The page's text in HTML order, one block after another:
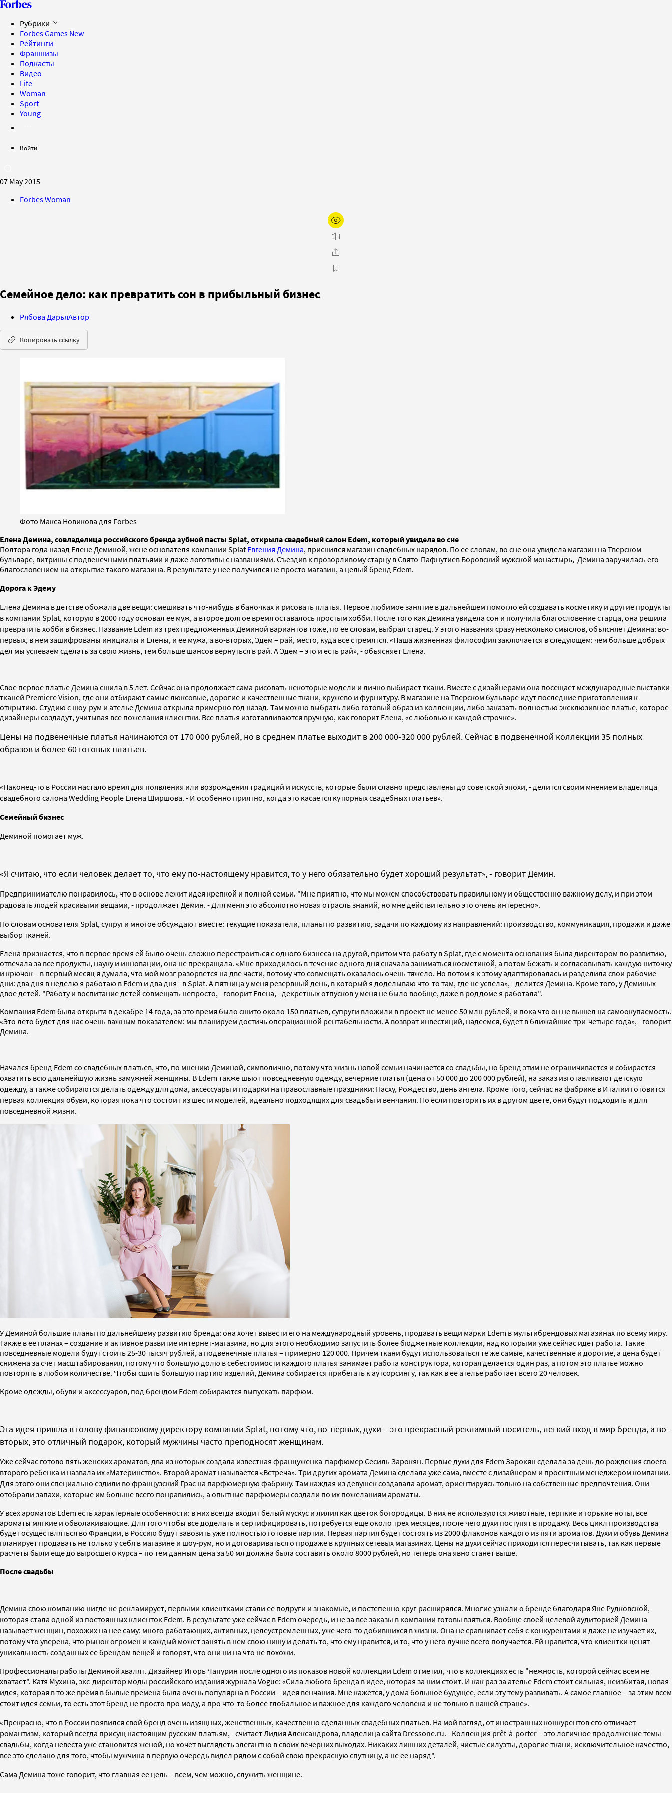
Рубрики
Forbes Games New
Рейтинги
Франшизы
Подкасты
Видео
Life
Woman
Sport
Young
Войти
07 May 2015
Forbes Woman
Семейное дело: как превратить сон в прибыльный бизнес
Рябова ДарьяАвтор
Копировать ссылку
Фото Макса Новикова для Forbes
Елена Демина, совладелица российского бренда зубной пасты Splat, открыла свадебный салон Edem, который увидела во сне
Полтора года назад Елене Деминой, жене основателя компании Splat Евгения Демина, приснился магазин свадебных нарядов. По ее словам, во сне она увидела магазин на Тверском
бульваре, витрины с подвенечными платьями и даже логотипы с названиями. Съездив к прозорливому старцу в Свято-Пафнутиев Боровский мужской монастырь, Демина заручилась его
благословением на открытие такого магазина. В результате у нее получился не просто магазин, а целый бренд Edem.
Дорога к Эдему
Елена Демина в детстве обожала две вещи: смешивать что-нибудь в баночках и рисовать платья. Первое любимое занятие в дальнейшем помогло ей создавать косметику и другие продукты
в компании Splat, которую в 2000 году основал ее муж, а второе долгое время оставалось простым хобби. После того как Демина увидела сон и получила благословение старца, она решила
превратить хобби в бизнес. Название Edem из трех предложенных Деминой вариантов тоже, по ее словам, выбрал старец. У этого названия сразу несколько смыслов, объясняет Демина: во-
первых, в нем зашифрованы инициалы и Елены, и ее мужа, а во-вторых, Эдем – рай, место, куда все стремятся. «Наша жизненная философия заключается в следующем: чем больше добрых
дел мы успеваем сделать за свою жизнь, тем больше шансов вернуться в рай. А Эдем – это и есть рай», - объясняет Елена.
Свое первое платье Демина сшила в 5 лет. Сейчас она продолжает сама рисовать некоторые модели и лично выбирает ткани. Вместе с дизайнерами она посещает международные выставки
тканей Premiere Vision, где они отбирают самые люксовые, дорогие и качественные ткани, кружево и фурнитуру. В магазине на Тверском бульваре идут последние приготовления к
открытию. Студию с шоу-рум и ателье Демина открыла примерно год назад. Там можно выбрать либо готовый образ из коллекции, либо заказать полностью эксклюзивное платье, которое
дизайнеры создадут, учитывая все пожелания клиентки. Все платья изготавливаются вручную, как говорит Елена, «с любовью к каждой строчке».
Цены на подвенечные платья начинаются от 170 000 рублей, но в среднем платье выходит в 200 000-320 000 рублей. Сейчас в подвенечной коллекции 35 полных
образов и более 60 готовых платьев.
«Наконец-то в России настало время для появления или возрождения традиций и искусств, которые были славно представлены до советской эпохи, - делится своим мнением владелица
свадебного салона Wedding People Елена Ширшова. - И особенно приятно, когда это касается кутюрных свадебных платьев».
Семейный бизнес
Деминой помогает муж.
«Я считаю, что если человек делает то, что ему по-настоящему нравится, то у него обязательно будет хороший результат», - говорит Демин.
Предпринимателю понравилось, что в основе лежит идея крепкой и полной семьи. "Мне приятно, что мы можем способствовать правильному и общественно важному делу, и при этом
радовать людей красивыми вещами, - продолжает Демин. - Для меня это абсолютно новая отрасль знаний, но мне действительно это очень интересно».
По словам основателя Splat, супруги многое обсуждают вместе: текущие показатели, планы по развитию, задачи по каждому из направлений: производство, коммуникация, продажи и даже
выбор тканей.
Елена признается, что в первое время ей было очень сложно перестроиться с одного бизнеса на другой, притом что работу в Splat, где с момента основания была директором по развитию,
отвечала за все продукты, науку и инновации, она не прекращала. «Мне приходилось в течение одного дня сначала заниматься косметикой, а потом бежать и согласовывать каждую ниточку
и крючок – в первый месяц я думала, что мой мозг разорвется на две части, потому что совмещать оказалось очень тяжело. Но потом я к этому адаптировалась и разделила свои рабочие
дни: два дня в неделю я работаю в Edem и два дня - в Splat. А пятница у меня резервный день, в который я доделываю что-то там, где не успела», - делится Демина. Кроме того, у Деминых
двое детей. "Работу и воспитание детей совмещать непросто, - говорит Елена, - декретных отпусков у меня не было вообще, даже в роддоме я работала".
Компания Edem была открыта в декабре 14 года, за это время было сшито около 150 платьев, супруги вложили в проект не менее 50 млн рублей, и пока что он не вышел на самоокупаемость.
«Это лето будет для нас очень важным показателем: мы планируем достичь операционной рентабельности. А возврат инвестиций, надеемся, будет в ближайшие три-четыре года», - говорит
Демина.
Начался бренд Edem со свадебных платьев, что, по мнению Деминой, символично, потому что жизнь новой семьи начинается со свадьбы, но бренд этим не ограничивается и собирается
охватить всю дальнейшую жизнь замужней женщины. В Edem также шьют повседневную одежду, вечерние платья (цена от 50 000 до 200 000 рублей), на заказ изготавливают детскую
одежду, а также собираются делать одежду для дома, аксессуары и подарки на православные праздники: Пасху, Рождество, день ангела. Кроме того, сейчас на фабрике в Италии готовится
первая коллекция обуви, которая пока что состоит из шести моделей, идеально подходящих для свадьбы и венчания. Но если повторить их в другом цвете, они будут подходить и для
повседневной жизни.
У Деминой большие планы по дальнейшему развитию бренда: она хочет вывести его на международный уровень, продавать вещи марки Edem в мультибрендовых магазинах по всему миру.
Также в ее планах – создание и активное развитие интернет-магазина, но для этого необходимо запустить более бюджетные коллекции, над которыми уже сейчас идет работа. Такие
повседневные модели будут стоить 25-30 тысяч рублей, а подвенечные платья – примерно 120 000. Причем ткани будут использоваться те же самые, качественные и дорогие, а цена будет
снижена за счет масштабирования, потому что большую долю в себестоимости каждого платья занимает работа конструктора, которая делается один раз, а потом это платье можно
повторять в любом количестве. Чтобы сшить большую партию изделий, Демина собирается прибегать к аутсорсингу, так как в ее ателье работает всего 20 человек.
Кроме одежды, обуви и аксессуаров, под брендом Edem собираются выпускать парфюм.
Эта идея пришла в голову финансовому директору компании Splat, потому что, во-первых, духи – это прекрасный рекламный носитель, легкий вход в мир бренда, а во-
вторых, это отличный подарок, который мужчины часто преподносят женщинам.
Уже сейчас готово пять женских ароматов, два из которых создала известная француженка-парфюмер Сесиль Зарокян. Первые духи для Edem Зарокян сделала за день до рождения своего
второго ребенка и назвала их «Материнство». Второй аромат называется «Встреча». Три других аромата Демина сделала уже сама, вместе с дизайнером и проектным менеджером компании.
Для этого они специально ездили во французский Грас на парфюмерную фабрику. Там каждая из девушек создавала аромат, ориентируясь только на собственные предпочтения. Они
отобрали запахи, которые им больше всего понравились, а опытные парфюмеры создали по их пожеланиям ароматы.
У всех ароматов Edem есть характерные особенности: в них всегда входит белый мускус и лилия как цветок богородицы. В них не используются животные, терпкие и горькие ноты, все
ароматы мягкие и обволакивающие. Для того чтобы все доделать и сертифицировать, потребуется еще около трех месяцев, после чего духи поступят в продажу. Весь цикл производства
будет осуществляться во Франции, в Россию будут завозить уже полностью готовые партии. Первая партия будет состоять из 2000 флаконов каждого из пяти ароматов. Духи и обувь Демина
планирует продавать не только у себя в магазине и шоу-рум, но и договариваться о продаже в крупных сетевых магазинах. Цены на духи сейчас приходится пересчитывать, так как первые
расчеты были еще до выросшего курса – по тем данным цена за 50 мл должна была составить около 8000 рублей, но теперь она явно станет выше.
После свадьбы
Демина свою компанию нигде не рекламирует, первыми клиентками стали ее подруги и знакомые, и постепенно круг расширялся. Многие узнали о бренде благодаря Яне Рудковской,
которая стала одной из постоянных клиенток Edem. В результате уже сейчас в Edem очередь, и не за все заказы в компании готовы взяться. Вообще своей целевой аудиторией Демина
называет женщин, похожих на нее саму: много работающих, активных, целеустремленных, уже чего-то добившихся в жизни. Она не сравнивает себя с конкурентами и даже не изучает их,
потому что уверена, что рынок огромен и каждый может занять в нем свою нишу и делать то, что ему нравится, и то, что у него лучше всего получается. Ей нравится, что клиентки ценят
уникальность созданных ее брендом вещей и говорят, что они ни на что не похожи.
Профессионалы работы Деминой хвалят. Дизайнер Игорь Чапурин после одного из показов новой коллекции Edem отметил, что в коллекциях есть "нежность, которой сейчас всем не
хватает". Катя Мухина, экс-директор моды российского издания журнала Vogue: «Сила любого бренда в идее, которая за ним стоит. И как раз за ателье Edem стоит сильная, неизбитая, новая
идея, которая в то же время в былые времена была очень популярна в России – идея венчания. Мне кажется, у дома большое будущее, если эту тему развивать. А самое главное – за этим всем
стоит идея семьи, то есть этот бренд не просто про моду, а про что-то более глобальное и важное для каждого человека и не только в нашей стране».
«Прекрасно, что в России появился свой бренд очень изящных, женственных, качественно сделанных свадебных платьев. На мой взгляд, от иностранных конкурентов его отличает
романтизм, который всегда присущ настоящим русским платьям, - считает Лидия Александрова, владелица сайта Dressone.ru. - Коллекция prêt-à-porter - это логичное продолжение темы
свадьбы, когда невеста уже становится женой, но хочет выглядеть элегантно в своих вечерних выходах. Никаких лишних деталей, чистые силуэты, дорогие ткани, исключительное качество,
все это сделано для того, чтобы мужчина в первую очередь видел рядом с собой свою прекрасную спутницу, а не ее наряд".
Сама Демина тоже говорит, что главная ее цель– всем, чем можно, служить женщине.